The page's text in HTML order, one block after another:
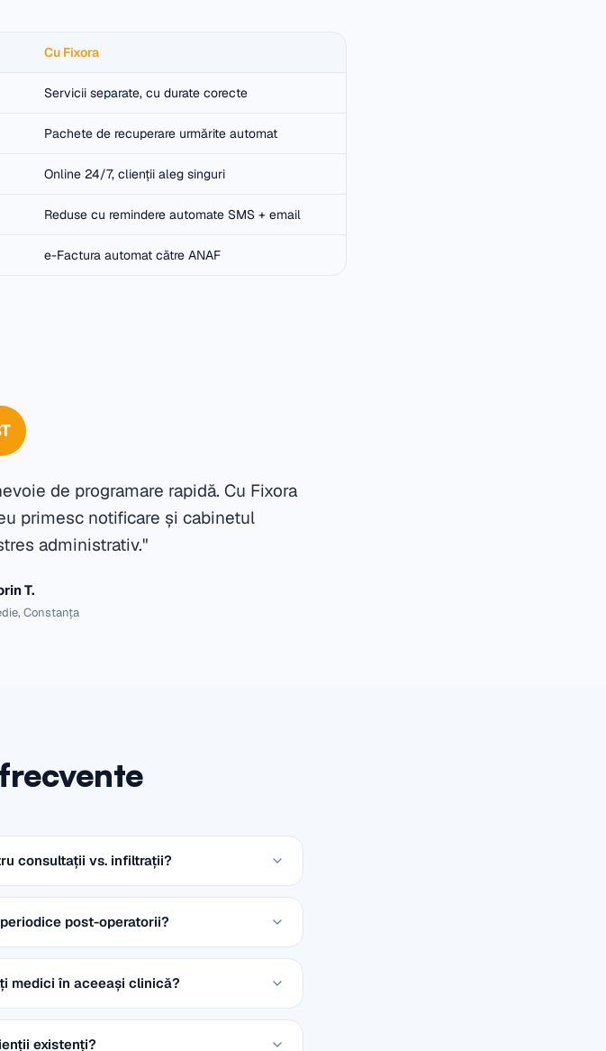
Cu Fixora
Servicii separate, cu durate corecte
Pachete de recuperare urmărite automat
Online 24/7, clienții aleg singuri
Reduse cu remindere automate SMS + email
e-Factura automat către ANAF
de programare rapidă. Cu Fixora
primesc notificare și cabinetul
administrativ."
T.
Constanța
consultații vs. infiltrații?
post-operatorii?
medici în aceeași clinică?
existenți?